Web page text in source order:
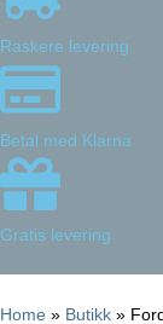
Raskere levering
Betal med Klarna
Gratis levering
Home » Butikk »